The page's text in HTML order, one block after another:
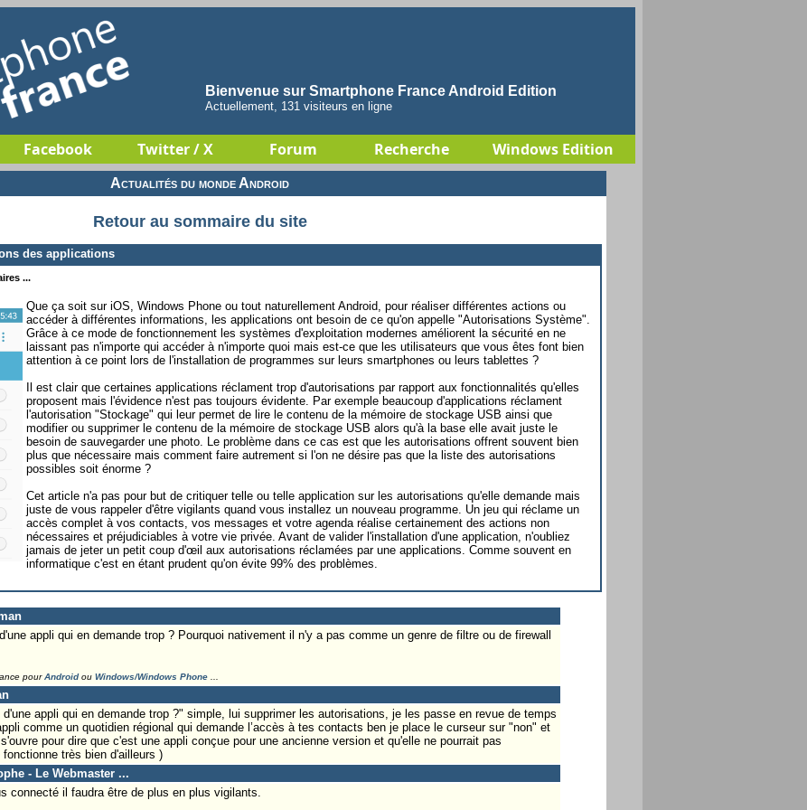
Bienvenue sur Smartphone France Android Edition
Actuellement, 131 visiteurs en ligne
Facebook Twitter / X Forum Recherche Windows Edition
Actualités du monde Android
Retour au sommaire du site
des applications
...
Que ça soit sur iOS, Windows Phone ou tout naturellement Android, pour réaliser différentes actions ou
accéder à différentes informations, les applications ont besoin de ce qu'on appelle "Autorisations Système".
Grâce à ce mode de fonctionnement les systèmes d'exploitation modernes améliorent la sécurité en ne
laissant pas n'importe qui accéder à n'importe quoi mais est-ce que les utilisateurs que vous êtes font bien
attention à ce point lors de l'installation de programmes sur leurs smartphones ou leurs tablettes ?
Il est clair que certaines applications réclament trop d'autorisations par rapport aux fonctionnalités qu'elles
proposent mais l'évidence n'est pas toujours évidente. Par exemple beaucoup d'applications réclament
l'autorisation "Stockage" qui leur permet de lire le contenu de la mémoire de stockage USB ainsi que
modifier ou supprimer le contenu de la mémoire de stockage USB alors qu'à la base elle avait juste le
besoin de sauvegarder une photo. Le problème dans ce cas est que les autorisations offrent souvent bien
plus que nécessaire mais comment faire autrement si l'on ne désire pas que la liste des autorisations
possibles soit énorme ?
Cet article n'a pas pour but de critiquer telle ou telle application sur les autorisations qu'elle demande mais
juste de vous rappeler d'être vigilants quand vous installez un nouveau programme. Un jeu qui réclame un
accès complet à vos contacts, vos messages et votre agenda réalise certainement des actions non
nécessaires et préjudiciables à votre vie privée. Avant de valider l'installation d'une application, n'oubliez
jamais de jeter un petit coup d'œil aux autorisations réclamées par une applications. Comme souvent en
informatique c'est en étant prudent qu'on évite 99% des problèmes.
appli qui en demande trop ? Pourquoi nativement il n'y a pas comme un genre de filtre ou de firewall
pourAndroidou Windows/Windows Phone...
appli qui en demande trop ?" simple, lui supprimer les autorisations, je les passe en revue de temps
comme un quotidien régional qui demande l’accès à tes contacts ben je place le curseur sur "non" et
pour dire que c'est une appli conçue pour une ancienne version et qu'elle ne pourrait pas
très bien d'ailleurs )
- Le Webmaster ...
connecté il faudra être de plus en plus vigilants.